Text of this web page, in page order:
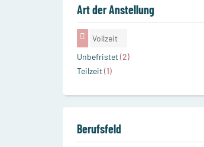
Art der Anstellung
Vollzeit
Unbefristet(2)
Teilzeit(1)
Berufsfeld